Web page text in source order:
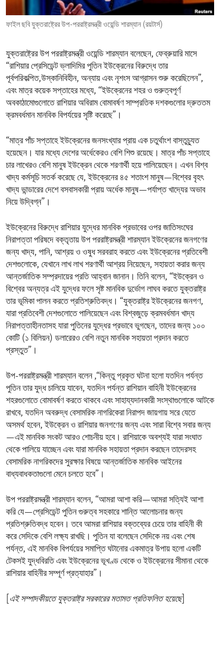
ENVIRONMENT AND HEALTH
IDEALS AND INSTITUTIONS
ফাইল ছবি যুক্তরাষ্ট্রের উপ-পররাষ্ট্রমন্ত্রী ওয়েন্ডি শারম্যান (রয়টার্স)
যুক্তরাষ্ট্রের উপ পররাষ্ট্রমন্ত্রী ওয়েন্ডি শারম্যান বলেছেন, ফেব্রুয়ারি মাসে
“রাশিয়ার প্রেসিডেন্ট ভ্লাদিমির পুতিন ইউক্রেনের বিরুদ্ধে তার
পূর্বপরিকল্পিত,উস্কানিবিহীন, অন্যায় এবং নৃশংস আগ্রাসন শুরু করেছিলেন”,
এবং মাত্র কয়েক সপ্তাহের মধ্যে, “ইউক্রেনের শহর ও গুরুত্বপূর্ণ
অবকাঠামোগুলোতে রাশিয়ার অবিরাম বোমাবর্ষণ সাম্প্রতিক দশকগুলোর দ্রুততম
ক্রমবর্ধমান মানবিক বিপর্যয়ের সৃষ্টি করেছে”।
“মাত্র পাঁচ সপ্তাহে ইউক্রেনের জনসংখ্যার প্রায় এক চতুর্থাংশ বাস্তুচ্যুত
হয়েছেন। যার মধ্যে দেশের অর্ধেকেরও বেশি শিশু রয়েছে। মাত্র পাঁচ সপ্তাহে
চার লাখেরও বেশি মানুষ ইউক্রেন থেকে শরণার্থী হয়ে পালিয়েছেন। এখন বিশ্ব
খাদ্য কর্মসূচি সতর্ক করেছে যে, ইউক্রেনের ৪৫ শতাংশ মানুষ—বিশ্বের বৃহৎ
খাদ্য ভান্ডারের দেশে বসবাসকারী প্রায় অর্ধেক মানুষ—পর্যাপ্ত খাদ্যের অভাব
নিয়ে উদ্বিগ্ন”।
ইউক্রেনের বিরুদ্ধে রাশিয়ার যুদ্ধের মানবিক প্রভাবের ওপর জাতিসংঘের
নিরাপত্তা পরিষদে বক্তৃতায় উপ পররাষ্ট্রমন্ত্রী শারম্যান ইউক্রেনের জনগণের
জন্য খাদ্য, পানি, আশ্রয় ও ওষুধ সরবরাহ করতে এবং ইউক্রেনের প্রতিবেশী
দেশগুলোকে, যেখানে লাখ লাখ শরণার্থী আশ্রয় নিয়েছেন, সহায়তা করার জন্য
আন্তর্জাতিক সম্প্রদায়ের প্রতি আহ্বান জানান। তিনি বলেন, “ইউক্রেন ও
বিশ্বের অন্যত্র এই যুদ্ধের ফলে সৃষ্ট মানবিক দুর্ভোগ লাঘব করতে যুক্তরাষ্ট্র
তার ভূমিকা পালন করতে প্রতিশ্রুতিবদ্ধ। “যুক্তরাষ্ট্র ইউক্রেনের জনগণ,
যারা প্রতিবেশী দেশগুলোতে পালিয়েছেন এবং বিশ্বজুড়ে ক্রমবর্ধমান খাদ্য
নিরাপত্তাহীনতাসহ যারা পুতিনের যুদ্ধের প্রভাবে ভুগছেন, তাদের জন্য ১০০
কোটি (১ বিলিয়ন) ডলারেরও বেশি নতুন মানবিক সহায়তা প্রদান করতে
প্রস্তুত”।
উপ-পররাষ্ট্রমন্ত্রী শারম্যান বলেন ,“কিন্তু প্রকৃত ঘটনা হলো যতদিন পর্যন্ত
পুতিন তার যুদ্ধ চালিয়ে যাবেন, যতদিন পর্যন্ত রাশিয়ান বাহিনী ইউক্রেনের
শহরগুলোতে বোমাবর্ষণ করতে থাকবে এবং সাহায্যদানকারী সংস্থাগুলোকে আটকে
রাখবে, যতদিন অবরুদ্ধ বেসামরিক নাগরিকেরা নিরাপদ জায়গায় সরে যেতে
অসমর্থ হবেন, ইউক্রেন ও রাশিয়ার জনগণের জন্য এবং সারা বিশ্বে সবার জন্য
—এই মানবিক সংকট আরও শোচনীয় হবে। রাশিয়াকে অবশ্যই যারা সংঘাত
থেকে পালিয়ে যাচ্ছেন এবং যারা মানবিক সহায়তা প্রদান করছেন তাদেরসহ
বেসামরিক নাগরিকদের সুরক্ষার বিষয়ে আন্তর্জাতিক মানবিক আইনের
বাধ্যবাধকতাগুলো মেনে চলতে হবে”।
উপ পররাষ্ট্রমন্ত্রী শারম্যান বলেন, “আমরা আশা করি—আমরা সত্যিই আশা
করি যে—প্রেসিডেন্ট পুতিন গুরুত্ব সহকারে শান্তি আলোচনার জন্য
প্রতিশ্রুতিবদ্ধ হবেন। তবে আমরা রাশিয়ার বক্তব্যের চেয়ে তার বাহিনী কী
করে সেদিকে বেশি লক্ষ্য রাখছি। পুতিন যা বলেছেন সেদিকে নয় এবং শেষ
পর্যন্ত, এই মানবিক বিপর্যয়ের সমাপ্তি ঘটানোর একমাত্র উপায় হলো একটি
টেকসই যুদ্ধবিরতি এবং ইউক্রেনের ভূখণ্ড থেকে ও ইউক্রেনের সীমানা থেকে
রাশিয়ার বাহিনীর সম্পূর্ণ প্রত্যাহার”।
এই সম্পাদকীয়তে যুক্তরাষ্ট্র সরকারের মতামত প্রতিফলিত হয়েছে]